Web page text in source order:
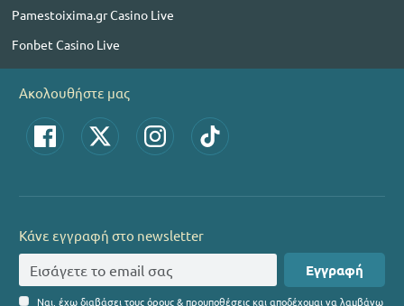
Pamestoixima.gr Casino Live
Fonbet Casino Live
Ακολουθήστε μας
Κάνε εγγραφή στο newsletter
Εγγραφή
Ναι, έχω διαβάσει τους όρους & προυποθέσεις και αποδέχομαι να λαμβάνω